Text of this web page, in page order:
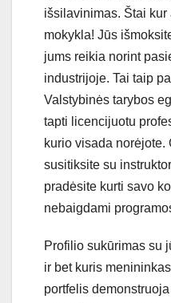
išsilavinimas. Štai
mokykla! Jūs
jums reikia norint
industrijoje. Tai taip
Valstybinės tarybos
tapti licencijuotu
kurio visada
susitiksite su
pradėsite kurti savo
nebaigdami
Profilio sukūrimas su
ir bet kuris
portfelis